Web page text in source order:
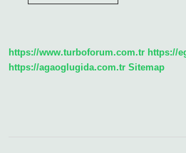
https://www.turboforum.com.tr https://
https://agaoglugida.com.tr Sitemap